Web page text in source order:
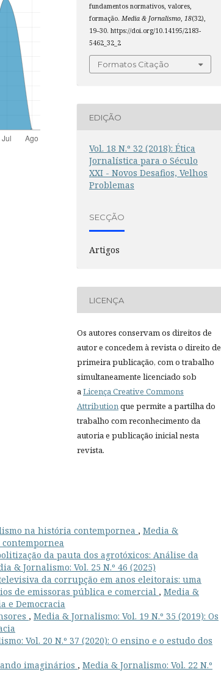
fundamentos normativos, valores,
formação. Media & Jornalismo 18(32),
19–30. https://doi.org/10.14195/2183-
5462_32_2
Formatos Citação
EDIÇÃO
Vol. 18 N.º 32 (2018): Ética
Jornalística para o Século
XXI - Novos Desafios, Velhos
Problemas
SECÇÃO
Artigos
LICENÇA
Os autores conservam os direitos de
autor e concedem à revista o direito de
primeira publicação, com o trabalho
simultaneamente licenciado sob
aLicença Creative Commons
Attributionque permite a partilha do
trabalho com reconhecimento da
autoria e publicação inicial nesta
revista.
na história contempornea , Media &
contempornea
da pauta dos agrotóxicos: Análise da
& Jornalismo: Vol. 25 N.º 46 (2025)
da corrupção em anos eleitorais: uma
de emissoras pública e comercial , Media &
e Democracia
, Media & Jornalismo: Vol. 19 N.º 35 (2019): Os
Vol. 20 N.º 37 (2020): O ensino e o estudo dos
imaginários , Media & Jornalismo: Vol. 22 N.º